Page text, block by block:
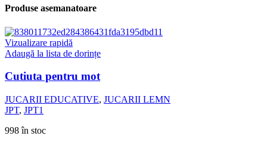
Produse asemanatoare
Vizualizare rapidă
Adaugă la lista de dorințe
Cutiuta pentru mot
JUCARII EDUCATIVE, JUCARII LEMN
JPT, JPT1
998 în stoc